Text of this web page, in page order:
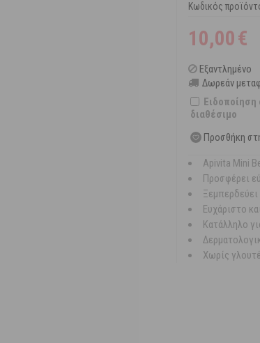
Κωδικός
10,00€
Εξαντλημένο
Δωρεάν
Ειδοποίηση
διαθέσιμο
Προσθήκη
Apivita Mini
Προσφέρει
Ευχάριστο
Κατάλληλο
Χωρίς